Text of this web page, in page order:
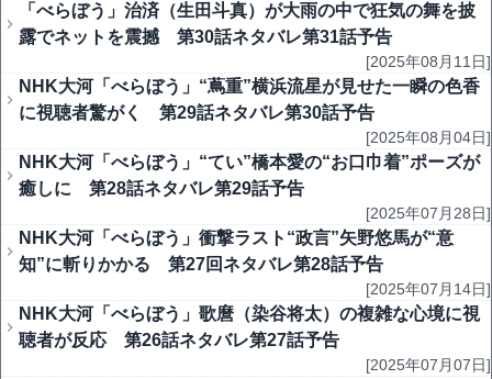
「べらぼう」治済（生田斗真）が大雨の中で狂気の舞を披
露でネットを震撼 第30話ネタバレ第31話予告
[2025年08月11日]
NHK大河「べらぼう」“蔦重”横浜流星が見せた一瞬の色香
に視聴者驚がく 第29話ネタバレ第30話予告
[2025年08月04日]
NHK大河「べらぼう」“てい”橋本愛の“お口巾着”ポーズが
癒しに 第28話ネタバレ第29話予告
[2025年07月28日]
NHK大河「べらぼう」衝撃ラスト“政言”矢野悠馬が“意
知”に斬りかかる 第27回ネタバレ第28話予告
[2025年07月14日]
NHK大河「べらぼう」歌麿（染谷将太）の複雑な心境に視
聴者が反応 第26話ネタバレ第27話予告
[2025年07月07日]